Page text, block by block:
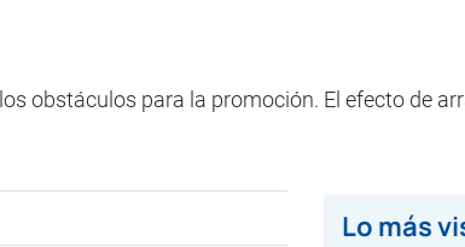
obstáculos para la promoción. El efecto de
Lo más